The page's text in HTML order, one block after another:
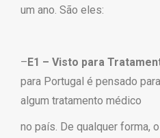
um ano. São eles:
–E1 – Visto para
para Portugal é pensado
algum tratamento médico
no país. De qualquer forma,